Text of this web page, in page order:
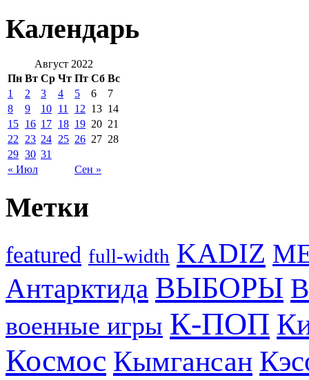
Календарь
Август 2022
Пн Вт Ср Чт Пт Сб Вс
« Июл Сен »
1 2 3 4 5 6
7
8
9 10 11 12 13 14
15 16 17 18 19 20 21
22
23 24 25 26 27 28
29 30 31
Метки
featured full-width KADIZ
Антарктида ВЫБОРЫ
военные игры К-ПОП
Космос Кымгансан